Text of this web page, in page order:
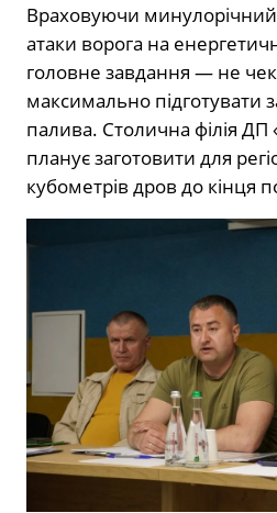
Враховуючи минулорічний
атаки ворога на
головне завдання — не
максимально підготувати
палива. Столична філія ДП
планує заготовити для
кубометрів дров до кінця